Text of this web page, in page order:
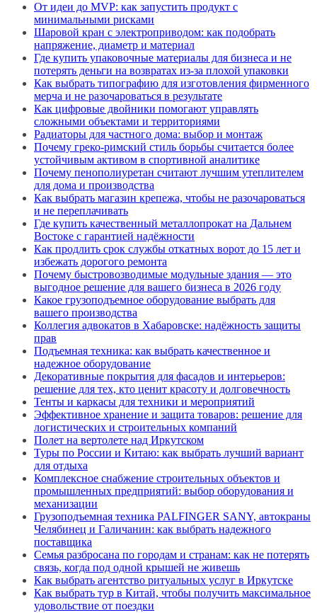
От идеи до MVP: как запустить продукт с
минимальными рисками
Шаровой кран с электроприводом: как подобрать
напряжение, диаметр и материал
Где купить упаковочные материалы для бизнеса и не
потерять деньги на возвратах из-за плохой упаковки
Как выбрать типографию для изготовления фирменного
мерча и не разочароваться в результате
Как цифровые двойники помогают управлять
сложными объектами и территориями
Радиаторы для частного дома: выбор и монтаж
Почему греко-римский стиль борьбы считается более
устойчивым активом в спортивной аналитике
Почему пенополиуретан считают лучшим утеплителем
для дома и производства
Как выбрать магазин крепежа, чтобы не разочароваться
и не переплачивать
Где купить качественный металлопрокат на Дальнем
Востоке с гарантией надёжности
Как продлить срок службы откатных ворот до 15 лет и
избежать дорогого ремонта
Почему быстровозводимые модульные здания — это
выгодное решение для вашего бизнеса в 2026 году
Какое грузоподъемное оборудование выбрать для
вашего производства
Коллегия адвокатов в Хабаровске: надёжность защиты
прав
Подъемная техника: как выбрать качественное и
надежное оборудование
Декоративные покрытия для фасадов и интерьеров:
решение для тех, кто ценит красоту и долговечность
Тенты и каркасы для техники и мероприятий
Эффективное хранение и защита товаров: решение для
логистических и строительных компаний
Полет на вертолете над Иркутском
Туры по России и Китаю: как выбрать лучший вариант
для отдыха
Комплексное снабжение строительных объектов и
промышленных предприятий: выбор оборудования и
механизации
Грузоподъемная техника PALFINGER SANY, автокраны
Челябинец и Галичанин: как выбрать надежного
поставщика
Семья разбросана по городам и странам: как не потерять
связь, когда под одной крышей не живешь
Как выбрать агентство ритуальных услуг в Иркутске
Как выбрать тур в Китай, чтобы получить максимальное
удовольствие от поездки